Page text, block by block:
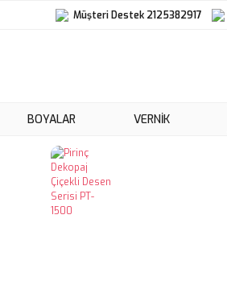
Müşteri Destek 2125382917
BOYALAR VERNIK